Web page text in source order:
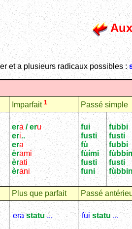
et a plusieurs radicaux possibles :
Imparfait 1 Passé simple
era / eru
eri..
era
èrami
èrati
èrani
fui
fusti
fù
fùimi
fusti
funi
fubbi
fusti
fubbi
fusti
Plus que parfait Passé
era statu... fuistatu ...